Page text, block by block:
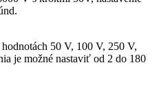
50 V, 100 V, 250 V,
je možné nastaviť od 2 do 180